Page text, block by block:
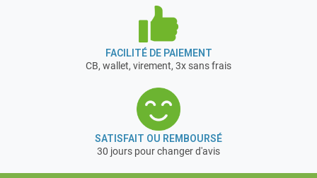
FACILITÉ DE PAIEMENT
CB, wallet, virement, 3x sans frais
SATISFAIT OU REMBOURSÉ
30 jours pour changer d'avis